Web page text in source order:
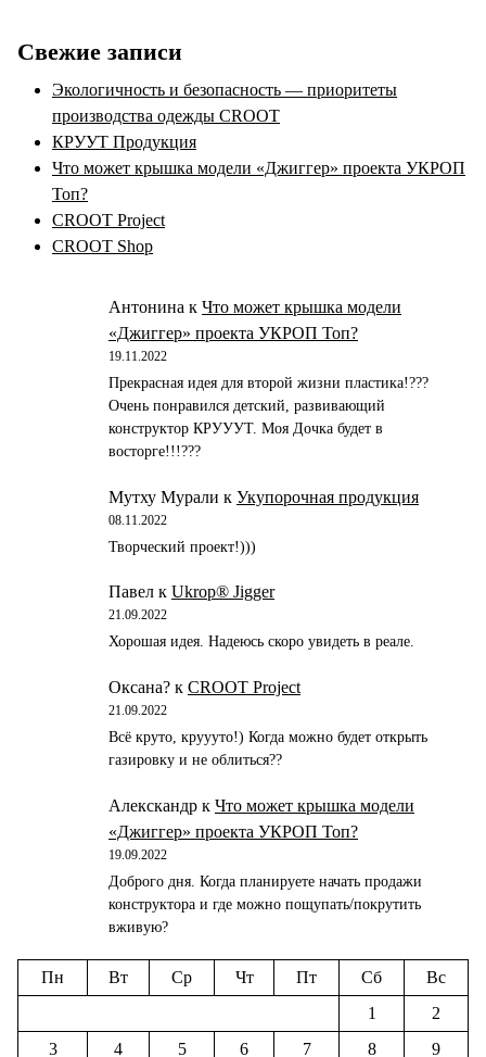
Свежие записи
Экологичность и безопасность — приоритеты
производства одежды CROOT
КРУУТ Продукция
Что может крышка модели «Джиггер» проекта УКРОП
Топ?
CROOT Project
CROOT Shop
Антонина к Что может крышка модели
«Джиггер» проекта УКРОП Топ?
19.11.2022
Прекрасная идея для второй жизни пластика!???
Очень понравился детский, развивающий
конструктор КРУУУТ. Моя Дочка будет в
восторге!!!???
Мутху Мурали к Укупорочная продукция
08.11.2022
Творческий проект!)))
Павел к Ukrop® Jigger
21.09.2022
Хорошая идея. Надеюсь скоро увидеть в реале.
Оксана? к CROOT Project
21.09.2022
Всё круто, круууто!) Когда можно будет открыть
газировку и не облиться??
Алекскандр к Что может крышка модели
«Джиггер» проекта УКРОП Топ?
19.09.2022
Доброго дня. Когда планируете начать продажи
конструктора и где можно пощупать/покрутить
вживую?
Пн Вт Ср Чт Пт Сб
Вс
1
2
3
4 5 6 7 8
9